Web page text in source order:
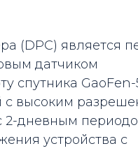
(DPC) является
датчиком
спутника GaoFen-
с высоким
2-дневным
устройства с